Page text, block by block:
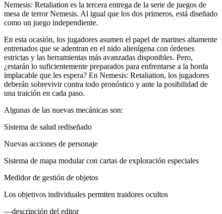
Nemesis: Retaliation es la tercera entrega de la serie de juegos de
mesa de terror Nemesis. Al igual que los dos primeros, está diseñado
como un juego independiente.
En esta ocasión, los jugadores asumen el papel de marines altamente
entrenados que se adentran en el nido alienígena con órdenes
estrictas y las herramientas más avanzadas disponibles. Pero,
¿estarán lo suficientemente preparados para enfrentarse a la horda
implacable que les espera? En Nemesis: Retaliation, los jugadores
deberán sobrevivir contra todo pronóstico y ante la posibilidad de
una traición en cada paso.
Algunas de las nuevas mecánicas son:
Sistema de salud rediseñado
Nuevas acciones de personaje
Sistema de mapa modular con cartas de exploración especiales
Medidor de gestión de objetos
Los objetivos individuales permiten traidores ocultos
—descripción del editor